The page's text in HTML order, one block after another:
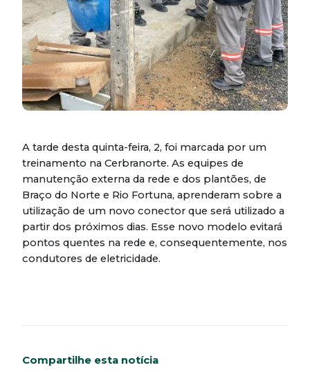
A tarde desta quinta-feira, 2, foi marcada por um
treinamento na Cerbranorte. As equipes de
manutenção externa da rede e dos plantões, de
Braço do Norte e Rio Fortuna, aprenderam sobre a
utilização de um novo conector que será utilizado a
partir dos próximos dias. Esse novo modelo evitará
pontos quentes na rede e, consequentemente, nos
condutores de eletricidade.
Compartilhe esta notícia